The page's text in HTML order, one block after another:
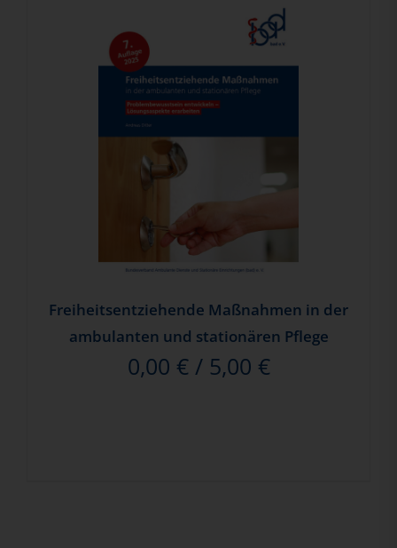
Freiheitsentziehende Maßnahmen in der
ambulanten und stationären Pflege
0,00 €/ 5,00 €